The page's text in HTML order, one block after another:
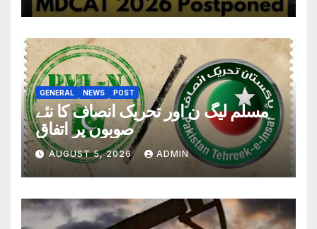
GENERAL NEWS POST
مسلم لیگ ن اور تحریک انصاف کا نئے
صوبوں پر اتفاق
AUGUST 5, 2026 ADMIN